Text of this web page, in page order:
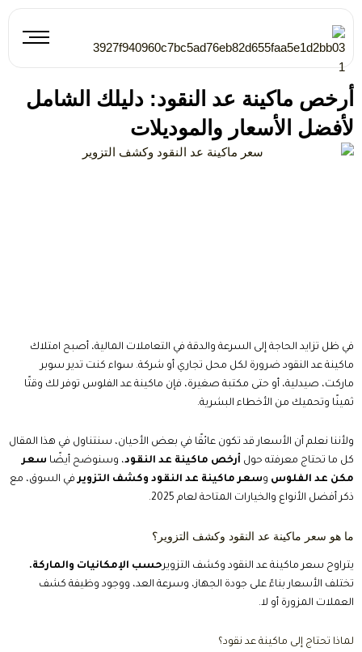
المحتوى
أرخص ماكينة عد النقود: دليلك الشامل
لأفضل الأسعار والموديلات
في ظل تزايد الحاجة إلى السرعة والدقة في التعاملات المالية، أصبح امتلاك
ماكينة عد النقود ضرورة لكل محل تجاري أو شركة. سواء كنت تدير سوبر
ماركت، صيدلية، أو حتى مكتبة صغيرة، فإن ماكينة عد الفلوس توفر لك وقتًا
ثمينًا وتحميك من الأخطاء البشرية.
ولأننا نعلم أن الأسعار قد تكون عائقًا في بعض الأحيان، سنتناول في هذا المقال
كل ما تحتاج معرفته حول أرخص ماكينة عد النقود، وسنوضح أيضًا سعر
مكن عد الفلوس وسعر ماكينة عد النقود وكشف التزويرفي السوق، مع
ذكر أفضل الأنواع والخيارات المتاحة لعام 2025.
ما هو سعر ماكينة عد النقود وكشف التزوير؟
يتراوح سعر ماكينة عد النقود وكشف التزويرحسب الإمكانيات والماركة.
تختلف الأسعار بناءً على جودة الجهاز، وسرعة العد، ووجود وظيفة كشف
العملات المزورة أو لا.
لماذا تحتاج إلى ماكينة عد نقود؟